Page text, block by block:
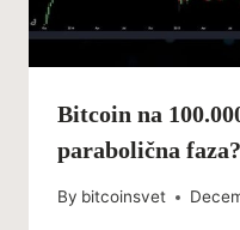
Bitcoin na
parabolična faza?
By bitcoinsvet